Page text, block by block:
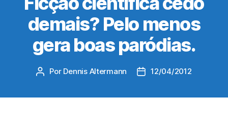
demais? Pelo menos
gera boas paródias.
Autor
Por Dennis Altermann
Data12/04/2012